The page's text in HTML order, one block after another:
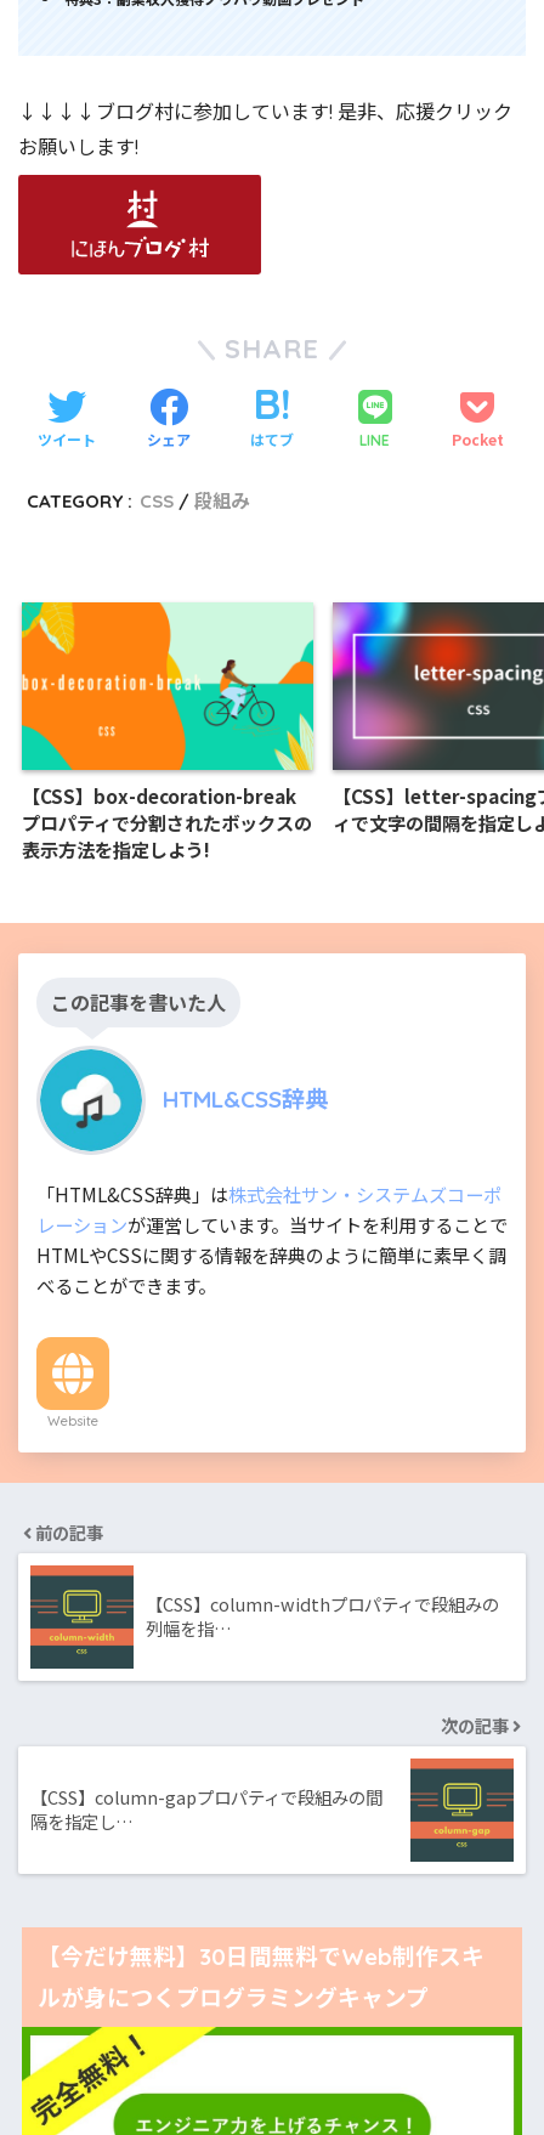
↓↓↓↓ブログ村に参加しています! 是非、応援クリック
お願いします!
SHARE
ツイート シェア はてブ LINE Pocket
CATEGORY : CSS 段組み
【CSS】box-decoration-break
プロパティで分割されたボックスの
表示方法を指定しよう!
【CSS】letter-spacing
ィで文字の間隔を指定し
この記事を書いた人
HTML&CSS辞典
「HTML&CSS辞典」は株式会社サン・システムズコーポ
レーションが運営しています。当サイトを利用することで
HTMLやCSSに関する情報を辞典のように簡単に素早く調
べることができます。
Website
前の記事
【CSS】column-widthプロパティで段組みの
列幅を指…
次の記事
【CSS】column-gapプロパティで段組みの間
隔を指定し…
【今だけ無料】30日間無料でWeb制作スキ
ルが身につくプログラミングキャンプ